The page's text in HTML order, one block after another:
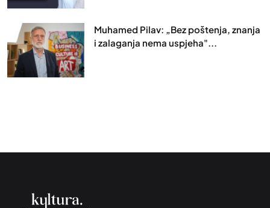
Muhamed Pilav: „Bez poštenja, znanja
i zalaganja nema uspjeha"...